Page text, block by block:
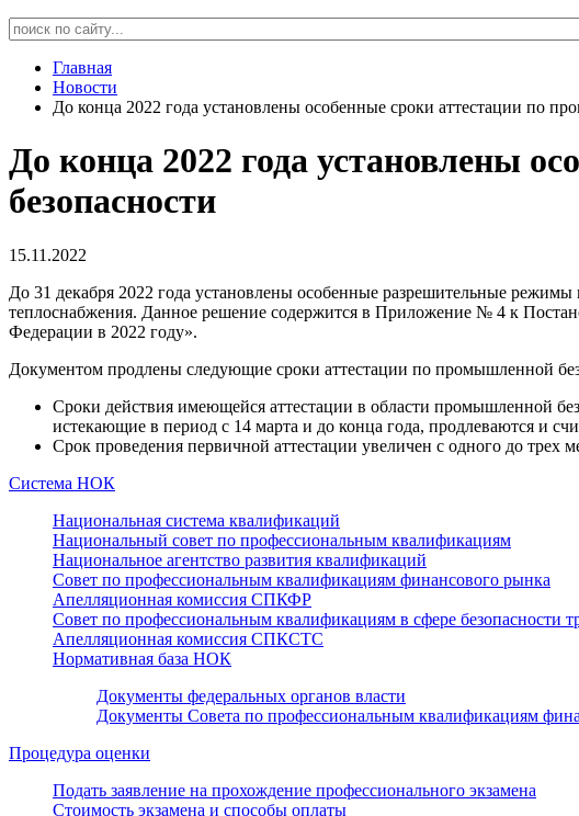
Главная
Новости
До конца 2022 года установлены особенные сроки аттестации по
До конца 2022 года установлены
безопасности
15.11.2022
До 31 декабря 2022 года установлены особенные разрешительные
теплоснабжения. Данное решение содержится в Приложение № 4 к
Федерации в 2022 году».
Документом продлены следующие сроки аттестации по промышленной
Сроки действия имеющейся аттестации в области промышленной
истекающие в период с 14 марта и до конца года, продлеваются и
Срок проведения первичной аттестации увеличен с одного до трех
Система НОК
Национальная система квалификаций
Национальный совет по профессиональным квалификациям
Национальное агентство развития квалификаций
Совет по профессиональным квалификациям финансового рынка
Апелляционная комиссия СПКФР
Совет по профессиональным квалификациям в сфере безопасности
Апелляционная комиссия СПКСТС
Нормативная база НОК
Документы федеральных органов власти
Документы Совета по профессиональным квалификациям
Процедура оценки
Подать заявление на прохождение профессионального экзамена
Стоимость экзамена и способы оплаты